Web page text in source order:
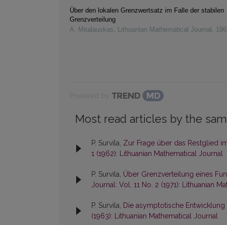
Über den lokalen Grenzwertsatz im Falle der stabilen
Grenzverteilung
A. Mitalauskas, Lithuanian Mathematical Journal ,
Most read articles by the
P. Survila, Zur Frage über das Restglied
1 (1962): Lithuanian Mathematical Journal
P. Survila, Über Grenzverteilung eines
Journal: Vol. 11 No. 2 (1971): Lithuanian
P. Survila, Die asymptotische
(1963): Lithuanian Mathematical Journal